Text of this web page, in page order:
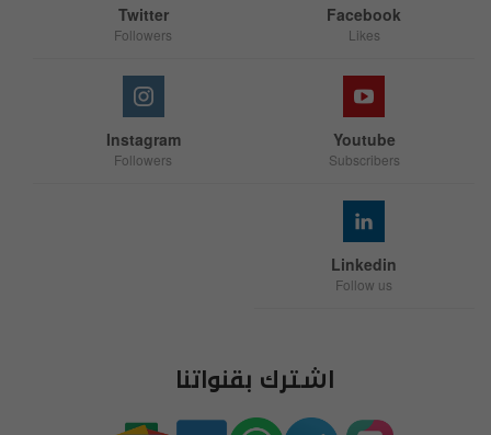
Facebook
Likes
Twitter
Followers
Youtube
Subscribers
Instagram
Followers
Linkedin
Follow us
اشترك بقنواتنا